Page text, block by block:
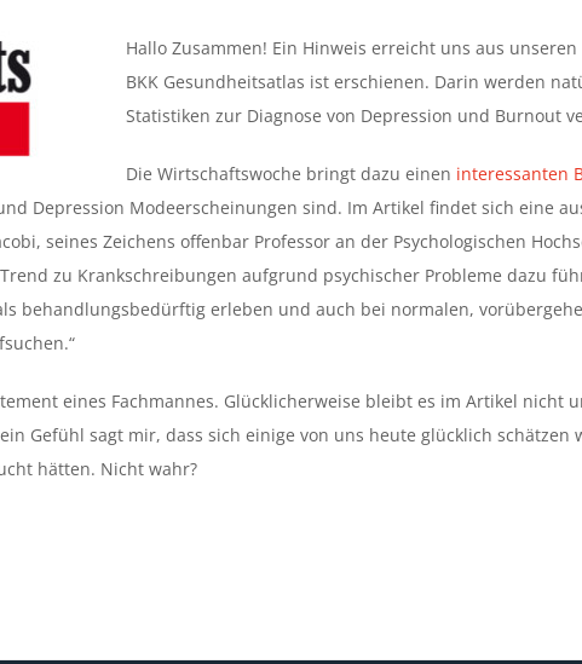
Hallo Zusammen! Ein Hinweis erreicht uns aus unseren
BKK Gesundheitsatlas ist erschienen. Darin werden
Statistiken zur Diagnose von Depression und Burnout
Die Wirtschaftswoche bringt dazu einen interessanten
Depression Modeerscheinungen sind. Im Artikel findet sich eine
seines Zeichens offenbar Professor an der Psychologischen
zu Krankschreibungen aufgrund psychischer Probleme dazu
behandlungsbedürftig erleben und auch bei normalen,
eines Fachmannes. Glücklicherweise bleibt es im Artikel nicht
Gefühl sagt mir, dass sich einige von uns heute glücklich schätzen
hätten. Nicht wahr?